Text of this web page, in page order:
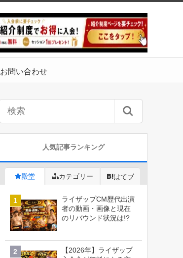
お問い合わせ
人気記事ランキング
殿堂 カテゴリー はてブ
ライザップCM歴代出演
者の動画・画像と現在
のリバウンド状況は!?
【2026年】ライザップ